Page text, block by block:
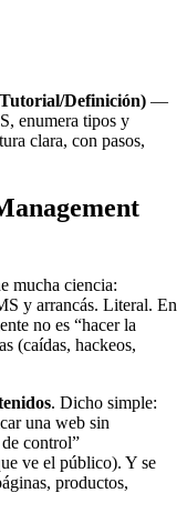
Definición) —
enumera tipos y
clara, con pasos,
mucha ciencia:
y arrancás. Literal. En
no es “hacer la
(caídas, hackeos,
. Dicho simple:
una web sin
control”
ve el público). Y se
productos,